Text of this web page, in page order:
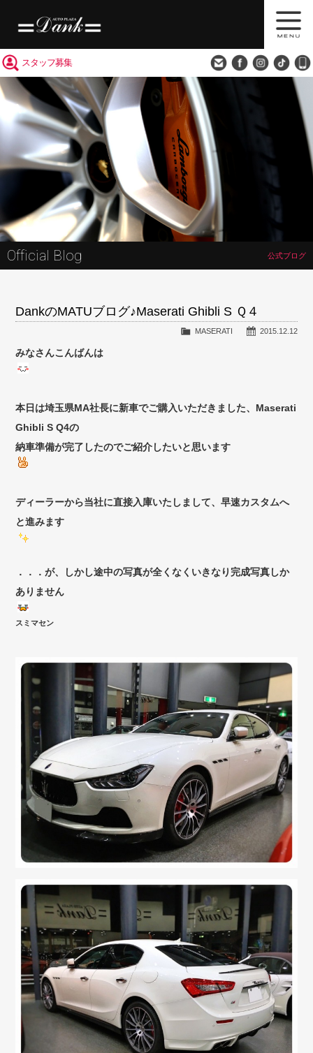
スタッフ募集
Official Blog 公式ブログ
DankのMATUブログ♪Maserati Ghibli S Ｑ４
2015.12.12
MASERATI
みなさんこんばんは
本日は埼玉県MA社長に新車でご購入いただきました、Maserati
Ghibli S Q4の
納車準備が完了したのでご紹介したいと思います
ディーラーから当社に直接入庫いたしまして、早速カスタムへ
と進みます
．．．が、しかし途中の写真が全くなくいきなり完成写真しか
ありません
スミマセン